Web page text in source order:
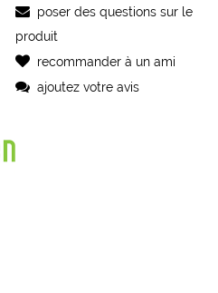
poser des questions sur le
produit
recommander à un ami
ajoutez votre avis